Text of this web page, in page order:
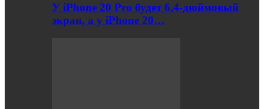
У iPhone 20 Pro будет 6,4-дюймовый
экран, а у iPhone 20…